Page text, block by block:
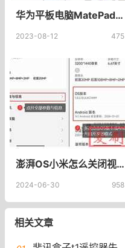
华为平板电脑MatePad 11英寸柔光版大学生学习护眼网课绘画游戏屏_天猫超市
2023-08-12 475
澎湃OS小米怎么关闭视频彩铃
2024-06-30 958
相关文章